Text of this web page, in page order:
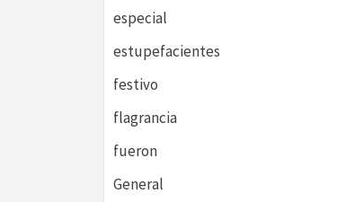
especial
estupefacientes
festivo
flagrancia
fueron
General